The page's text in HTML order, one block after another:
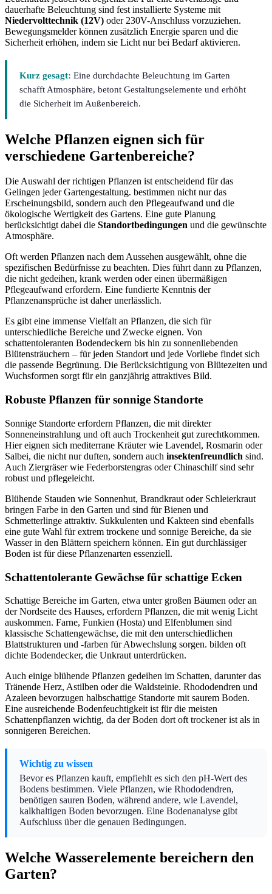
dauerhafte Beleuchtung sind fest installierte Systeme mit
Niedervolttechnik (12V) oder 230V-Anschluss vorzuziehen.
Bewegungsmelder können zusätzlich Energie sparen und die
Sicherheit erhöhen, indem sie Licht nur bei Bedarf aktivieren.
Kurz gesagt: Eine durchdachte Beleuchtung im Garten
schafft Atmosphäre, betont Gestaltungselemente und erhöht
die Sicherheit im Außenbereich.
Welche Pflanzen eignen sich für
verschiedene Gartenbereiche?
Die Auswahl der richtigen Pflanzen ist entscheidend für das
Gelingen jeder Gartengestaltung. bestimmen nicht nur das
Erscheinungsbild, sondern auch den Pflegeaufwand und die
ökologische Wertigkeit des Gartens. Eine gute Planung
berücksichtigt dabei die Standortbedingungen und die gewünschte
Atmosphäre.
Oft werden Pflanzen nach dem Aussehen ausgewählt, ohne die
spezifischen Bedürfnisse zu beachten. Dies führt dann zu Pflanzen,
die nicht gedeihen, krank werden oder einen übermäßigen
Pflegeaufwand erfordern. Eine fundierte Kenntnis der
Pflanzenansprüche ist daher unerlässlich.
Es gibt eine immense Vielfalt an Pflanzen, die sich für
unterschiedliche Bereiche und Zwecke eignen. Von
schattentoleranten Bodendeckern bis hin zu sonnenliebenden
Blütensträuchern – für jeden Standort und jede Vorliebe findet sich
die passende Begrünung. Die Berücksichtigung von Blütezeiten und
Wuchsformen sorgt für ein ganzjährig attraktives Bild.
Robuste Pflanzen für sonnige Standorte
Sonnige Standorte erfordern Pflanzen, die mit direkter
Sonneneinstrahlung und oft auch Trockenheit gut zurechtkommen.
Hier eignen sich mediterrane Kräuter wie Lavendel, Rosmarin oder
Salbei, die nicht nur duften, sondern auch insektenfreundlich sind.
Auch Ziergräser wie Federborstengras oder Chinaschilf sind sehr
robust und pflegeleicht.
Blühende Stauden wie Sonnenhut, Brandkraut oder Schleierkraut
bringen Farbe in den Garten und sind für Bienen und
Schmetterlinge attraktiv. Sukkulenten und Kakteen sind ebenfalls
eine gute Wahl für extrem trockene und sonnige Bereiche, da sie
Wasser in den Blättern speichern können. Ein gut durchlässiger
Boden ist für diese Pflanzenarten essenziell.
Schattentolerante Gewächse für schattige Ecken
Schattige Bereiche im Garten, etwa unter großen Bäumen oder an
der Nordseite des Hauses, erfordern Pflanzen, die mit wenig Licht
auskommen. Farne, Funkien (Hosta) und Elfenblumen sind
klassische Schattengewächse, die mit den unterschiedlichen
Blattstrukturen und -farben für Abwechslung sorgen. bilden oft
dichte Bodendecker, die Unkraut unterdrücken.
Auch einige blühende Pflanzen gedeihen im Schatten, darunter das
Tränende Herz, Astilben oder die Waldsteinie. Rhododendren und
Azaleen bevorzugen halbschattige Standorte mit saurem Boden.
Eine ausreichende Bodenfeuchtigkeit ist für die meisten
Schattenpflanzen wichtig, da der Boden dort oft trockener ist als in
sonnigeren Bereichen.
Wichtig zu wissen
Bevor es Pflanzen kauft, empfiehlt es sich den pH-Wert des
Bodens bestimmen. Viele Pflanzen, wie Rhododendren,
benötigen sauren Boden, während andere, wie Lavendel,
kalkhaltigen Boden bevorzugen. Eine Bodenanalyse gibt
Aufschluss über die genauen Bedingungen.
Welche Wasserelemente bereichern den
Garten?